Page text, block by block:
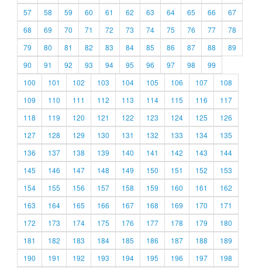
57
58 59 60 61 62 63 64 65 66
67
68
69 70 71 72 73 74 75 76 77
78
79
80 81 82 83 84 85 86 87 88
89
90
91 92 93 94 95 96 97 98
99
100
101 102 103 104 105 106 107
108
109
110 111 112 113 114 115 116
117
118
119 120 121 122 123 124 125
126
127
128 129 130 131 132 133 134
135
136
137 138 139 140 141 142 143
144
145
146 147 148 149 150 151 152
153
154
155 156 157 158 159 160 161
162
163
164 165 166 167 168 169 170
171
172
173 174 175 176 177 178 179
180
181
182 183 184 185 186 187 188
189
190
191 192 193 194 195 196 197
198